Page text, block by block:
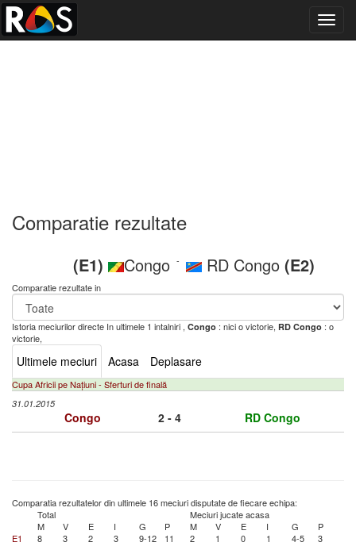
Comparatie rezultate
(E1) Congo - RD Congo (E2)
Comparatie rezultate in
Istoria meciurilor directe In ultimele 1 intalniri , Congo : nici o victorie, RD Congo : o
victorie,
Ultimele meciuri Acasa Deplasare
Cupa Africii pe Națiuni - Sferturi de finală
31.01.2015
Congo 2 - 4 RD Congo
Comparatia rezultatelor din ultimele 16 meciuri disputate de fiecare echipa:
Total
Meciuri jucate acasa
M
V E I G P M V E I G
P
E1
8 3 2 3 9-12 11 2 1 0 1 4-5
3